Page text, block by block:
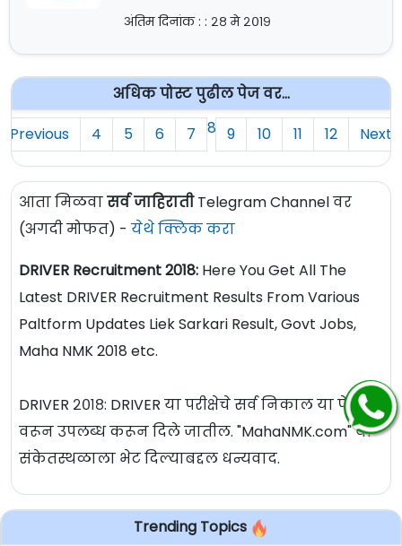
अंतिम दिनांक : : २८ मे २०१९
अधिक पोस्ट पुढील पेज वर...
Previous
4 5 6 7 8 9 10 11 12 Next
आता मिळवासर्व जाहिरातीTelegram Channel वर
(अगदी मोफत) - येथे क्लिक करा
DRIVER Recruitment 2018: Here You Get All The
Latest DRIVER Recruitment Results From Various
Paltform Updates Liek Sarkari Result, Govt Jobs,
Maha NMK 2018 etc.
DRIVER २०१८: DRIVER या परीक्षेचे सर्व निकाल या पेज
वरून उपलब्ध करून दिले जातील. "MahaNMK.com" या
संकेतस्थळाला भेट दिल्याबद्दल धन्यवाद.
Trending Topics